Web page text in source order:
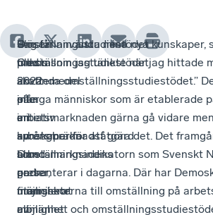
Slöseri
med
skattemedel
eller
en
språngbräda
som
ger
människor
möjlighet
–
Omställningsstudiestödet
är
inte
en
arbetsmarknadsåtgärd
bland
andra
utan
en
Omställningsstudiestödet
tillkom
2022
på
initiativ
av
arbetsmarknadens
parter,
finansierat
av
”Jag får använda mina nya
precis som jag tänkte när jag hittade
använda omställningsstudiestödet.”
många människor som är etablerade
arbetsmarknaden gärna gå vidare
kunskaper för att göra det. Det
Omställningsindikatorn som Svenskt
presenterar i dagarna. Där har
möjligheterna till omställning på
allmänhet och